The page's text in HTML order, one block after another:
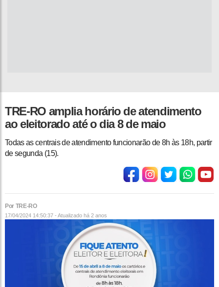
TRE-RO amplia horário de atendimento
ao eleitorado até o dia 8 de maio
Todas as centrais de atendimento funcionarão de 8h às 18h, partir
de segunda (15).
Por TRE-RO
17/04/2024 14:50:37 - Atualizado há 2 anos